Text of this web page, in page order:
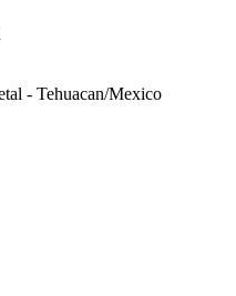
- Tehuacan/Mexico